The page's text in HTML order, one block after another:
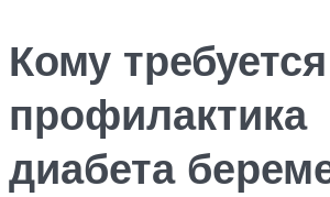
Кому требуется
профилактика
диабета